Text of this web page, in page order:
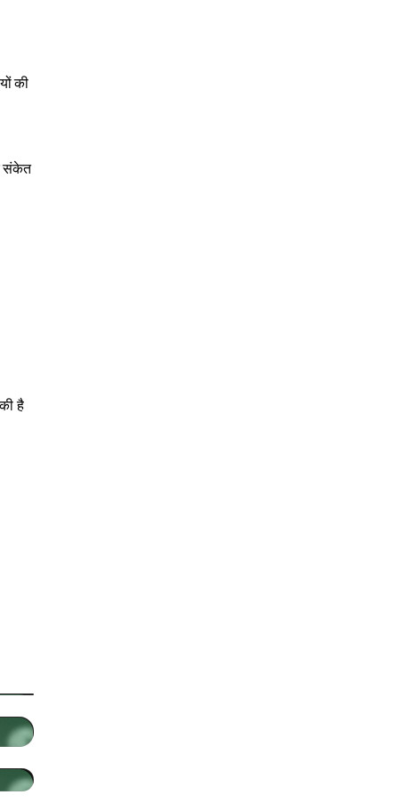
की
संकेत
है